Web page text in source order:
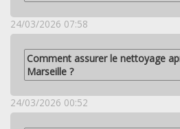
24/03/2026 07:58
Comment assurer le nettoyage
Marseille ?
24/03/2026 00:52